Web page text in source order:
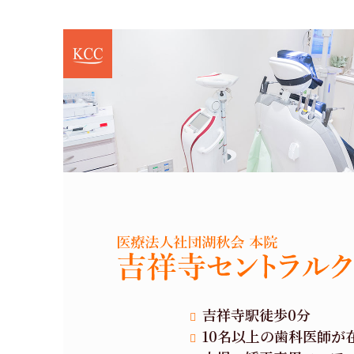
吉祥寺駅徒歩0分
10名以上の歯科医師が